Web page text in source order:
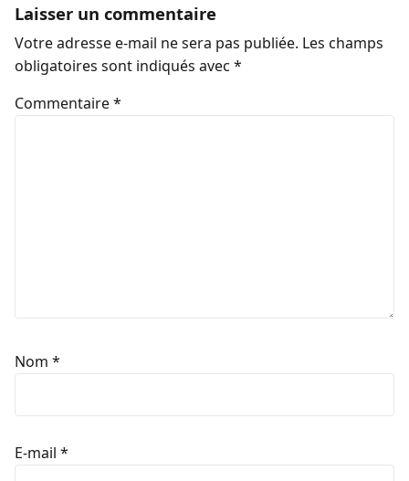
Laisser un commentaire
Votre adresse e-mail ne sera pas publiée. Les champs
obligatoires sont indiqués avec *
Commentaire*
Nom *
E-mail *